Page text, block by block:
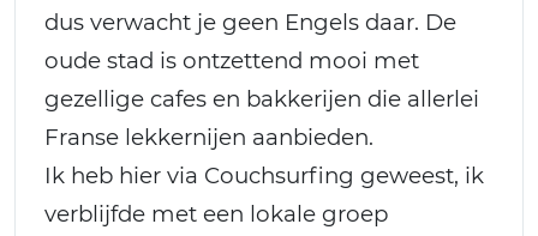
dus verwacht je geen Engels daar. De
oude stad is ontzettend mooi met
gezellige cafes en bakkerijen die allerlei
Franse lekkernijen aanbieden.
Ik heb hier via Couchsurfing geweest, ik
verblijfde met een lokale groep